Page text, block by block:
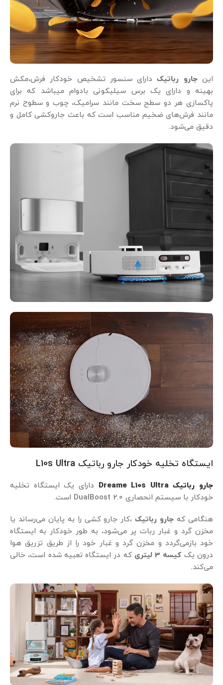
اینجارو رباتیکدارای سنسور تشخیص خودکار فرش،مکش
بهینه و دارای یک برس سیلیکونی بادوام میباشد که برای
پاکسازی هر دو سطح سخت مانند سرامیک، چوب و سطوح نرم
مانند فرش‌های ضخیم مناسب است که باعث جاروکشی کامل و
دقیق می‌شود.
ایستگاه تخلیه خودکار جارو رباتیک L10s Ultra
جارو رباتیک Dreame L10s Ultra
دارای یک ایستگاه تخلیه
خودکار با سیستم انحصاری DualBoost 2.0 است.
هنگامی که جارو رباتیک،کار جارو کشی را به پایان می‌رساند یا
مخزن گرد و غبار ربات پر می‌شود، به ‌طور خودکار به ایستگاه
خود بازمی‌گردد و مخزن گرد و غبار خود را از طریق تزریق هوا
درون یک کیسه 3 لیتری
که در ایستگاه تعبیه شده است، خالی
می‌کند.